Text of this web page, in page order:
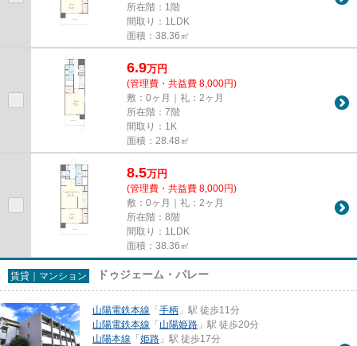
所在階：1階
間取り：1LDK
面積：38.36㎡
6.9万円
(管理費・共益費 8,000円)
敷：0ヶ月｜礼：2ヶ月
所在階：7階
間取り：1K
面積：28.48㎡
8.5万円
(管理費・共益費 8,000円)
敷：0ヶ月｜礼：2ヶ月
所在階：8階
間取り：1LDK
面積：38.36㎡
賃貸｜マンション ドゥジェーム・パレー
山陽電鉄本線 「手柄 」駅 徒歩11分
山陽電鉄本線 「山陽姫路 」駅 徒歩20分
山陽本線 「姫路 」駅 徒歩17分